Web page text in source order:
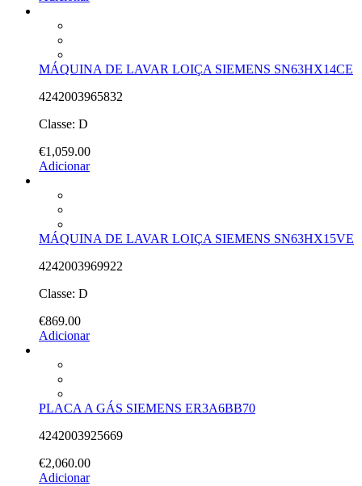
MÁQUINA DE LAVAR LOIÇA SIEMENS SN63HX14CE
4242003965832
Classe: D
€1,059.00
Adicionar
MÁQUINA DE LAVAR LOIÇA SIEMENS SN63HX15VE
4242003969922
Classe: D
€869.00
Adicionar
PLACA A GÁS SIEMENS ER3A6BB70
4242003925669
€2,060.00
Adicionar